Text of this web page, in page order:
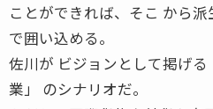
ことができれば、そこ から
で囲い込める。
佐川が ビジョンとして掲げ
業」 のシナリオだ。